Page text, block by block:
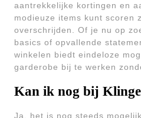
aantrekkelijke kortingen en
modieuze items kunt scoren
overschrijden. Of je nu op
basics of opvallende
winkelen biedt eindeloze
garderobe bij te werken
Kan ik nog bij
Ja, het is nog steeds